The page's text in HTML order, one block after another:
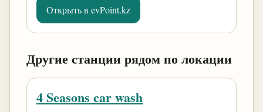
Открыть в evPoint.kz
Другие станции рядом по локации
4 Seasons car wash